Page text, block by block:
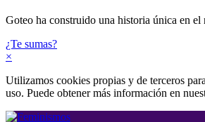
Goteo ha construido una historia única en
¿Te sumas?
×
Utilizamos cookies propias y de terceros
uso. Puede obtener más información en